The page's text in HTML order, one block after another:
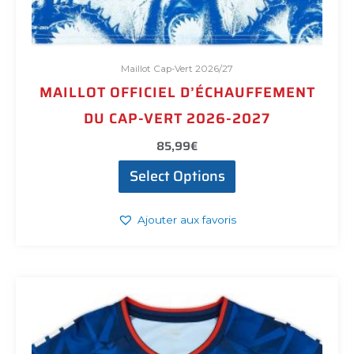
Maillot Cap-Vert 2026/27
MAILLOT OFFICIEL D’ÉCHAUFFEMENT
DU CAP-VERT 2026-2027
85,99€
Select Options
Ajouter aux favoris
produit
plusieurs